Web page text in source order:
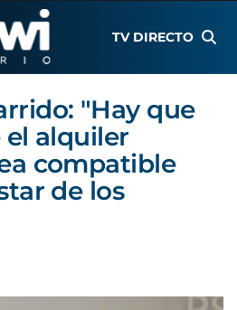
TV DIRECTO
"Hay que
alquiler
compatible
de los